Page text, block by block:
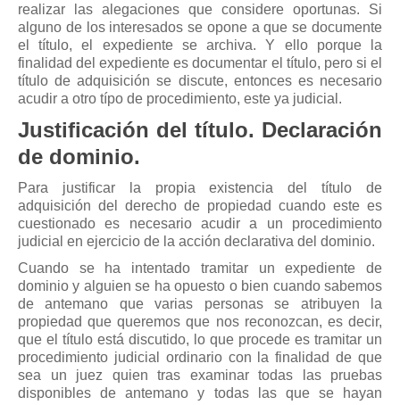
realizar las alegaciones que considere oportunas. Si
alguno de los interesados se opone a que se documente
el título, el expediente se archiva. Y ello porque la
finalidad del expediente es documentar el título, pero si el
título de adquisición se discute, entonces es necesario
acudir a otro típo de procedimiento, este ya judicial.
Justificación del título. Declaración
de dominio.
Para justificar la propia existencia del título de
adquisición del derecho de propiedad cuando este es
cuestionado es necesario acudir a un procedimiento
judicial en ejercicio de la acción declarativa del dominio.
Cuando se ha intentado tramitar un expediente de
dominio y alguien se ha opuesto o bien cuando sabemos
de antemano que varias personas se atribuyen la
propiedad que queremos que nos reconozcan, es decir,
que el título está discutido, lo que procede es tramitar un
procedimiento judicial ordinario con la finalidad de que
sea un juez quien tras examinar todas las pruebas
disponibles de antemano y todas las que se hayan